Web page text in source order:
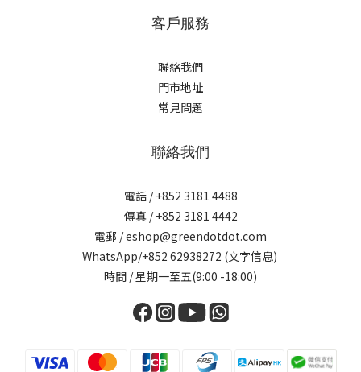
客戶服務
聯絡我們
門市地址
常見問題
聯絡我們
電話 / +852 3181 4488
傳真 / +852 3181 4442
電郵 / eshop@greendotdot.com
WhatsApp/+852 62938272 (文字信息)
時間 / 星期一至五(9:00 -18:00)